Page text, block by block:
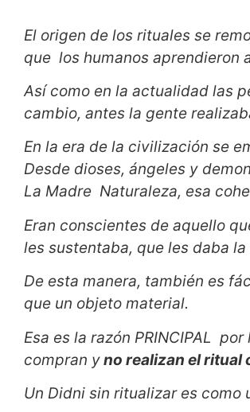
El origen de los rituales se
que los humanos aprendieron
Así como en la actualidad las
cambio, antes la gente
En la era de la civilización se
Desde dioses, ángeles y
La Madre Naturaleza, esa
Eran conscientes de aquello
les sustentaba, que les daba
De esta manera, también es
que un objeto material.
Esa es la razón PRINCIPAL
compran yno realizan el ritual
Un Didni sin ritualizar es